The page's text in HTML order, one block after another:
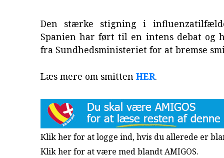
Den stærke stigning i
Spanien har ført til en intens debat og
fra Sundhedsministeriet for at bremse
Læs mere om smitten HER.
Klik her for at logge ind, hvis du allerede er
Klik her for at være med blandt AMIGOS.